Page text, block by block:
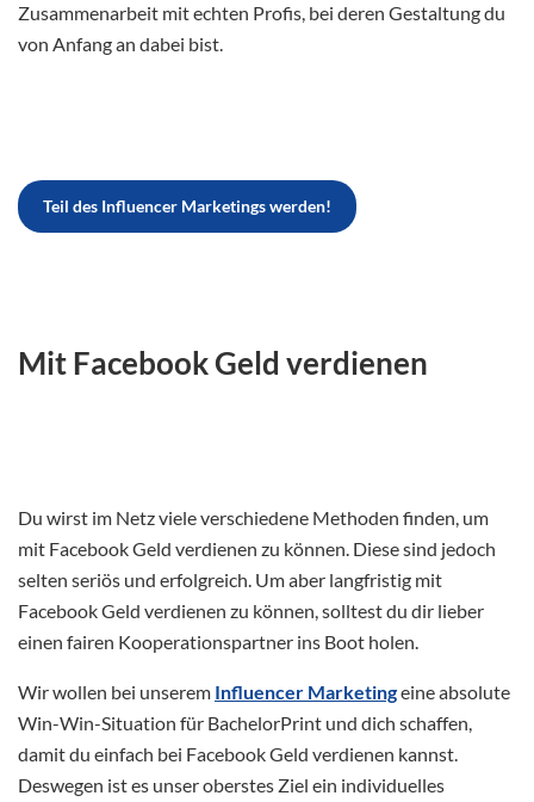
Zusammenarbeit mit echten Profis, bei deren Gestaltung du
von Anfang an dabei bist.
Teil des Influencer Marketings werden!
Mit Facebook Geld verdienen
Du wirst im Netz viele verschiedene Methoden finden, um
mit Facebook Geld verdienen zu können. Diese sind jedoch
selten seriös und erfolgreich. Um aber langfristig mit
Facebook Geld verdienen zu können, solltest du dir lieber
einen fairen Kooperationspartner ins Boot holen.
Wir wollen bei unserem Influencer Marketingeine absolute
Win-Win-Situation für BachelorPrint und dich schaffen,
damit du einfach bei Facebook Geld verdienen kannst.
Deswegen ist es unser oberstes Ziel ein individuelles